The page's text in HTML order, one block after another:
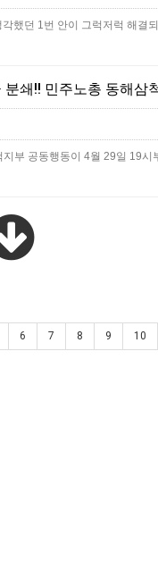
했던 1번 안이 그럭저럭 해결
부 공동행동이 4월 29일 19시
6 7 8 9 10